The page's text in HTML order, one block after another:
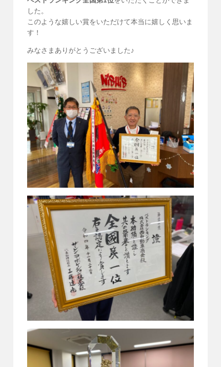
した。
このような嬉しい賞をいただけて本当に嬉しく思いま
す！
みなさまありがとうございました♪